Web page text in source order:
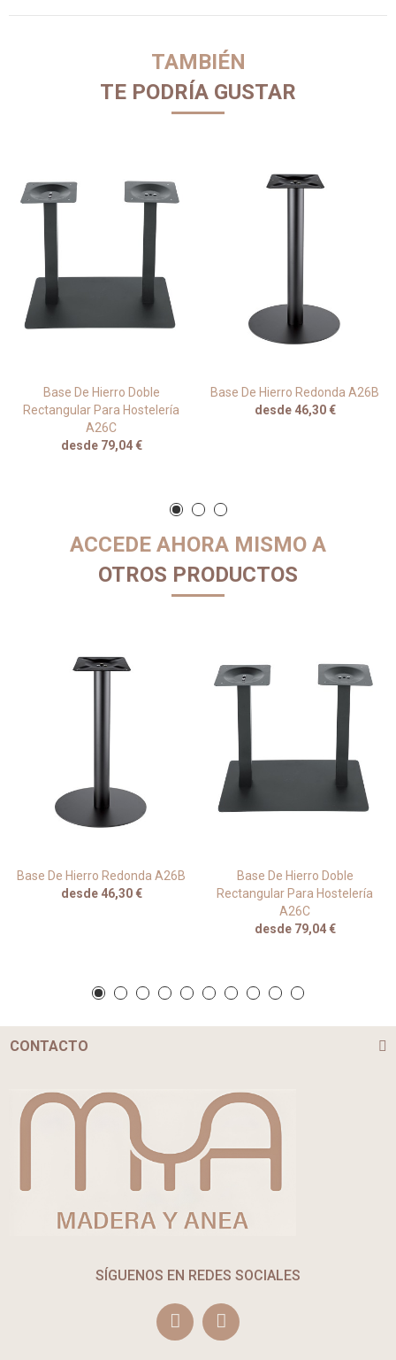
TAMBIÉN
TE PODRÍA GUSTAR
Base De Hierro Doble
Rectangular Para Hostelería
A26C
desde 79,04 €
Base De Hierro Redonda A26B
desde 46,30 €
ACCEDE AHORA MISMO A
OTROS PRODUCTOS
Base De Hierro Redonda A26B
desde 46,30 €
Base De Hierro Doble
Rectangular Para Hostelería
A26C
desde 79,04 €
CONTACTO
SÍGUENOS EN REDES SOCIALES